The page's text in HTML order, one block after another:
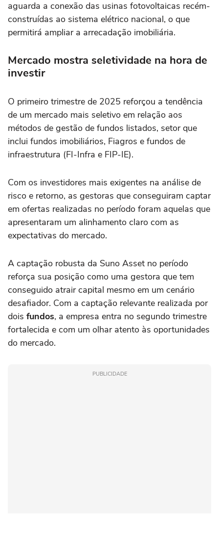
aguarda a conexão das usinas fotovoltaicas recém-
construídas ao sistema elétrico nacional, o que
permitirá ampliar a arrecadação imobiliária.
Mercado mostra seletividade na hora de
investir
O primeiro trimestre de 2025 reforçou a tendência
de um mercado mais seletivo em relação aos
métodos de gestão de fundos listados, setor que
inclui fundos imobiliários, Fiagros e fundos de
infraestrutura (FI-Infra e FIP-IE).
Com os investidores mais exigentes na análise de
risco e retorno, as gestoras que conseguiram captar
em ofertas realizadas no período foram aquelas que
apresentaram um alinhamento claro com as
expectativas do mercado.
A captação robusta da Suno Asset no período
reforça sua posição como uma gestora que tem
conseguido atrair capital mesmo em um cenário
desafiador. Com a captação relevante realizada por
dois fundos, a empresa entra no segundo trimestre
fortalecida e com um olhar atento às oportunidades
do mercado.
PUBLICIDADE